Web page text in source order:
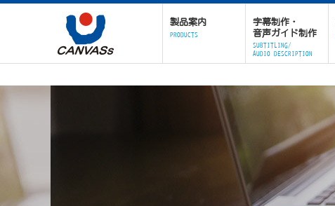
製品案内
PRODUCTS
字幕制作・
音声ガイド制作
SUBTITLING/
AUDIO DESCRIPTION